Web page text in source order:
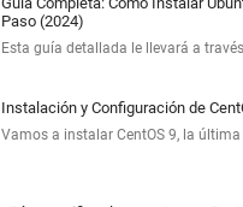
Paso (2024)
Esta guía detallada le llevará a
Instalación y Configuración de
Vamos a instalar CentOS 9, la